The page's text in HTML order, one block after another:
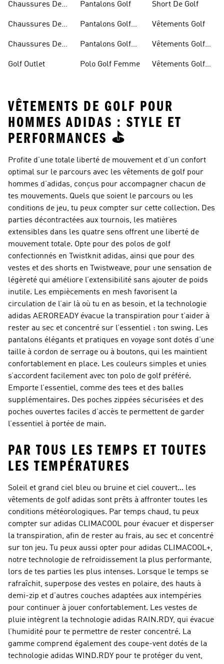
Chaussures De
Chaussures De
Chaussures De
Golf Outlet
Pantalons Golf
Pantalons Golf
Pantalons Golf
Polo Golf Femme
Short De Golf
Vêtements Golf
Vêtements Golf
Vêtements Golf
VÊTEMENTS DE GOLF POUR
HOMMES ADIDAS : STYLE ET
PERFORMANCES ⛳️
Profite d’une totale liberté de mouvement et d’un confort
optimal sur le parcours avec les vêtements de golf pour
hommes d’adidas, conçus pour accompagner chacun de
tes mouvements. Quels que soient le parcours ou les
conditions de jeu, tu peux compter sur cette collection. Des
parties décontractées aux tournois, les matières
extensibles dans les quatre sens offrent une liberté de
mouvement totale. Opte pour des polos de golf
confectionnés en Twistknit adidas, ainsi que pour des
vestes et des shorts en Twistweave, pour une sensation de
légèreté qui améliore l’extensibilité sans ajouter de poids
inutile. Les empiècements en mesh favorisent la
circulation de l’air là où tu en as besoin, et la technologie
adidas AEROREADY évacue la transpiration pour t’aider à
rester au sec et concentré sur l’essentiel : ton swing. Les
pantalons élégants et pratiques en voyage sont dotés d’une
taille à cordon de serrage ou à boutons, qui les maintient
confortablement en place. Les couleurs simples et unies
s’accordent facilement avec ton polo de golf préféré.
Emporte l’essentiel, comme des tees et des balles
supplémentaires. Des poches zippées sécurisées et des
poches ouvertes faciles d’accès te permettent de garder
l’essentiel à portée de main.
PAR TOUS LES TEMPS ET TOUTES
LES TEMPÉRATURES
Soleil et grand ciel bleu ou bruine et ciel couvert... les
vêtements de golf adidas sont prêts à affronter toutes les
conditions météorologiques. Par temps chaud, tu peux
compter sur adidas CLIMACOOL pour évacuer et disperser
la transpiration, afin de rester au frais, au sec et concentré
sur ton jeu. Tu peux aussi opter pour adidas CLIMACOOL+,
notre technologie de refroidissement la plus performante,
lors de tes parties les plus intenses. Lorsque le temps se
rafraîchit, superpose des vestes en polaire, des hauts à
demi-zip et d’autres couches adaptées aux intempéries
pour continuer à jouer confortablement. Les vestes de
pluie intègrent la technologie adidas RAIN.RDY, qui évacue
l’humidité pour te permettre de rester concentré. La
gamme comprend également des coupe-vent dotés de la
technologie adidas WIND.RDY pour te protéger du vent,